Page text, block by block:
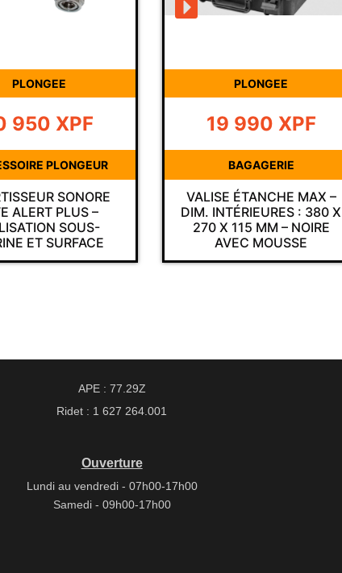
–
VALISE ÉTANCHE MAX –
DIM. INTÉRIEURES : 380 X
270 X 115 MM – NOIRE
AVEC MOUSSE
XPF
APE : 77.29Z
Ridet : 1 627 264.001
Ouverture
Lundi au vendredi - 07h00-17h00
Samedi - 09h00-17h00